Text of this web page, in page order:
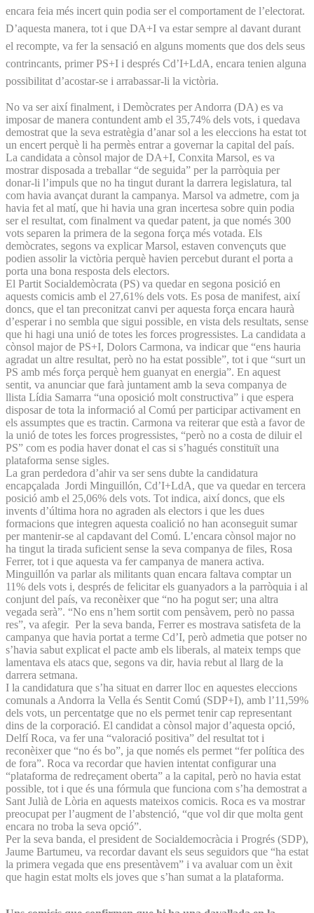
encara feia més incert quin podia ser el comportament de l’electorat.
D’aquesta manera, tot i que DA+I va estar sempre al davant durant
el recompte, va fer la sensació en alguns moments que dos dels seus
contrincants, primer PS+I i després Cd’I+LdA, encara tenien alguna
possibilitat d’acostar-se i arrabassar-li la victòria.
No va ser així finalment, i Demòcrates per Andorra (DA) es va
imposar de manera contundent amb el 35,74% dels vots, i quedava
demostrat que la seva estratègia d’anar sol a les eleccions ha estat tot
un encert perquè li ha permès entrar a governar la capital del país.
La candidata a cònsol major de DA+I, Conxita Marsol, es va
mostrar disposada a treballar “de seguida” per la parròquia per
donar-li l’impuls que no ha tingut durant la darrera legislatura, tal
com havia avançat durant la campanya. Marsol va admetre, com ja
havia fet al matí, que hi havia una gran incertesa sobre quin podia
ser el resultat, com finalment va quedar patent, ja que només 300
vots separen la primera de la segona força més votada. Els
demòcrates, segons va explicar Marsol, estaven convençuts que
podien assolir la victòria perquè havien percebut durant el porta a
porta una bona resposta dels electors.
El Partit Socialdemòcrata (PS) va quedar en segona posició en
aquests comicis amb el 27,61% dels vots. Es posa de manifest, així
doncs, que el tan preconitzat canvi per aquesta força encara haurà
d’esperar i no sembla que sigui possible, en vista dels resultats, sense
que hi hagi una unió de totes les forces progressistes. La candidata a
cònsol major de PS+I, Dolors Carmona, va indicar que “ens hauria
agradat un altre resultat, però no ha estat possible”, tot i que “surt un
PS amb més força perquè hem guanyat en energia”. En aquest
sentit, va anunciar que farà juntament amb la seva companya de
llista Lídia Samarra “una oposició molt constructiva” i que espera
disposar de tota la informació al Comú per participar activament en
els assumptes que es tractin. Carmona va reiterar que està a favor de
la unió de totes les forces progressistes, “però no a costa de diluir el
PS” com es podia haver donat el cas si s’hagués constituït una
plataforma sense sigles.
La gran perdedora d’ahir va ser sens dubte la candidatura
encapçalada Jordi Minguillón, Cd’I+LdA, que va quedar en tercera
posició amb el 25,06% dels vots. Tot indica, així doncs, que els
invents d’última hora no agraden als electors i que les dues
formacions que integren aquesta coalició no han aconseguit sumar
per mantenir-se al capdavant del Comú. L’encara cònsol major no
ha tingut la tirada suficient sense la seva companya de files, Rosa
Ferrer, tot i que aquesta va fer campanya de manera activa.
Minguillón va parlar als militants quan encara faltava comptar un
11% dels vots i, després de felicitar els guanyadors a la parròquia i al
conjunt del país, va reconèixer que “no ha pogut ser; una altra
vegada serà”. “No ens n’hem sortit com pensàvem, però no passa
res”, va afegir. Per la seva banda, Ferrer es mostrava satisfeta de la
campanya que havia portat a terme Cd’I, però admetia que potser no
s’havia sabut explicat el pacte amb els liberals, al mateix temps que
lamentava els atacs que, segons va dir, havia rebut al llarg de la
darrera setmana.
I la candidatura que s’ha situat en darrer lloc en aquestes eleccions
comunals a Andorra la Vella és Sentit Comú (SDP+I), amb l’11,59%
dels vots, un percentatge que no els permet tenir cap representant
dins de la corporació. El candidat a cònsol major d’aquesta opció,
Delfí Roca, va fer una “valoració positiva” del resultat tot i
reconèixer que “no és bo”, ja que només els permet “fer política des
de fora”. Roca va recordar que havien intentat configurar una
“plataforma de redreçament oberta” a la capital, però no havia estat
possible, tot i que és una fórmula que funciona com s’ha demostrat a
Sant Julià de Lòria en aquests mateixos comicis. Roca es va mostrar
preocupat per l’augment de l’abstenció, “que vol dir que molta gent
encara no troba la seva opció”.
Per la seva banda, el president de Socialdemocràcia i Progrés (SDP),
Jaume Bartumeu, va recordar davant els seus seguidors que “ha estat
la primera vegada que ens presentàvem” i va avaluar com un èxit
que hagin estat molts els joves que s’han sumat a la plataforma.